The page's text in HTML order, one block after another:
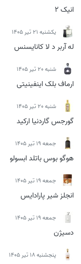
انیک 2
يكشنبه 21 تیر 1405
له آربر د لا کانایسنس
شنبه 20 تیر 1405
ارماف بلک اینفینیتی
شنبه 20 تیر 1405
گورجس گاردنیا ارکید
جمعه 19 تیر 1405
هوگو بوس باتلد ابسولو
جمعه 19 تیر 1405
انجلز شیر پارادایس
جمعه 19 تیر 1405
دسیژن
پنجشنبه 18 تیر 1405